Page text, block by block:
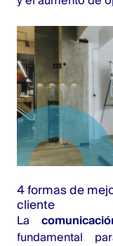
4 formas de
cliente
La
fundamental